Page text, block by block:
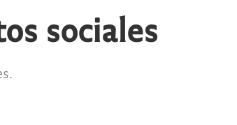
sociales